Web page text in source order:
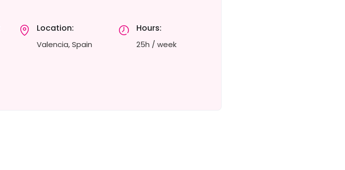
Location:
Valencia, Spain
Hours:
25h / week